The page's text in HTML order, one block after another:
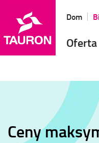
Dom
Oferta
Ceny